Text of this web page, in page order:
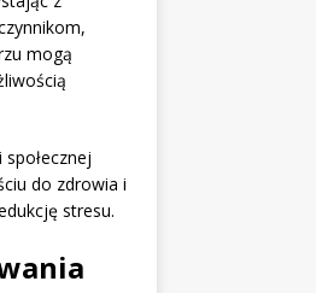
mogą
do zdrowia i
stresu.